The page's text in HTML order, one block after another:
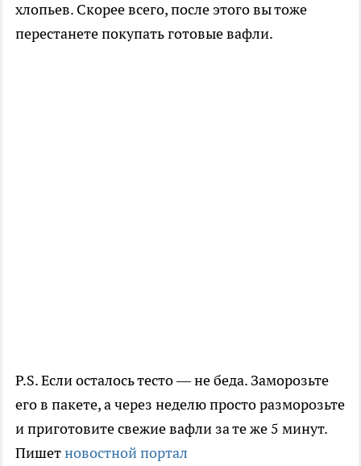
хлопьев. Скорее всего, после этого вы тоже
перестанете покупать готовые вафли.
P.S. Если осталось тесто — не беда. Заморозьте
его в пакете, а через неделю просто разморозьте
и приготовите свежие вафли за те же 5 минут.
Пишетновостной портал